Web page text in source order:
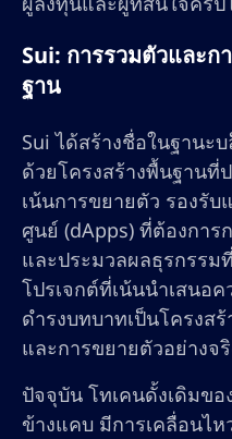
Sui: การรวมตัวและก
ฐาน
Sui ได้สร้างชื่อในฐานะ
ด้วยโครงสร้างพื้นฐานที่
เน้นการขยายตัว รองรั
ศูนย์ (dApps) ที่ต้องกา
และประมวลผลธุรกรรม
โปรเจกต์ที่เน้นนำเสนอ
ดำรงบทบาทเป็นโครงส
และการขยายตัวอย่างจ
ปัจจุบัน โทเคนดั้งเดิมข
ข้างแคบ มีการเคลื่อนไ